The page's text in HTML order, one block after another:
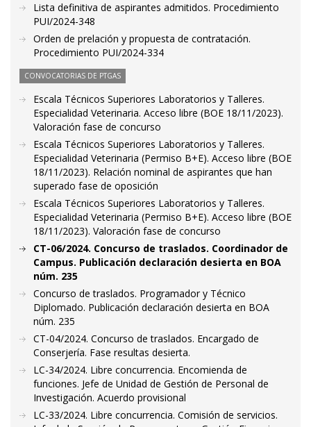
Lista definitiva de aspirantes admitidos. Procedimiento
PUI/2024-348
Orden de prelación y propuesta de contratación.
Procedimiento PUI/2024-334
CONVOCATORIAS DE PTGAS
Escala Técnicos Superiores Laboratorios y Talleres.
Especialidad Veterinaria. Acceso libre (BOE 18/11/2023).
Valoración fase de concurso
Escala Técnicos Superiores Laboratorios y Talleres.
Especialidad Veterinaria (Permiso B+E). Acceso libre (BOE
18/11/2023). Relación nominal de aspirantes que han
superado fase de oposición
Escala Técnicos Superiores Laboratorios y Talleres.
Especialidad Veterinaria (Permiso B+E). Acceso libre (BOE
18/11/2023). Valoración fase de concurso
CT-06/2024. Concurso de traslados. Coordinador de
Campus. Publicación declaración desierta en BOA
núm. 235
Concurso de traslados. Programador y Técnico
Diplomado. Publicación declaración desierta en BOA
núm. 235
CT-04/2024. Concurso de traslados. Encargado de
Conserjería. Fase resultas desierta.
LC-34/2024. Libre concurrencia. Encomienda de
funciones. Jefe de Unidad de Gestión de Personal de
Investigación. Acuerdo provisional
LC-33/2024. Libre concurrencia. Comisión de servicios.